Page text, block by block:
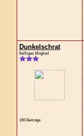
Dunkelschrat
fleißiges Mitglied
166 Beiträge